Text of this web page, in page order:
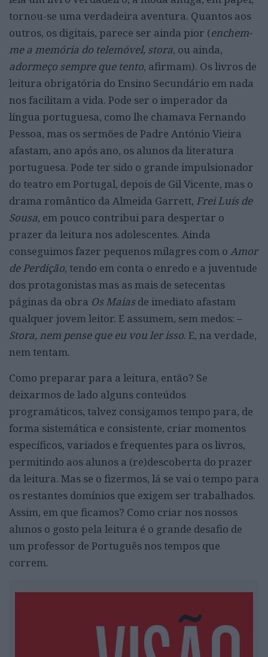
tornou-se uma verdadeira aventura. Quantos aos
outros, os digitais, parece ser ainda pior (enchem-
me a memória do telemóvel, stora, ou ainda,
adormeço sempre que tento, afirmam). Os livros de
leitura obrigatória do Ensino Secundário em nada
nos facilitam a vida. Pode ser o imperador da
língua portuguesa, como lhe chamava Fernando
Pessoa, mas os sermões de Padre António Vieira
afastam, ano após ano, os alunos da literatura
portuguesa. Pode ter sido o grande impulsionador
do teatro em Portugal, depois de Gil Vicente, mas o
drama romântico da Almeida Garrett, Frei Luís de
Sousa, em pouco contribui para despertar o
prazer da leitura nos adolescentes. Ainda
conseguimos fazer pequenos milagres com o Amor
de Perdição, tendo em conta o enredo e a juventude
dos protagonistas mas as mais de setecentas
páginas da obra Os Maias de imediato afastam
qualquer jovem leitor. E assumem, sem medos: –
Stora, nem pense que eu vou ler isso. E, na verdade,
nem tentam.
Como preparar para a leitura, então? Se
deixarmos de lado alguns conteúdos
programáticos, talvez consigamos tempo para, de
forma sistemática e consistente, criar momentos
específicos, variados e frequentes para os livros,
permitindo aos alunos a (re)descoberta do prazer
da leitura. Mas se o fizermos, lá se vai o tempo para
os restantes domínios que exigem ser trabalhados.
Assim, em que ficamos? Como criar nos nossos
alunos o gosto pela leitura é o grande desafio de
um professor de Português nos tempos que
correm.